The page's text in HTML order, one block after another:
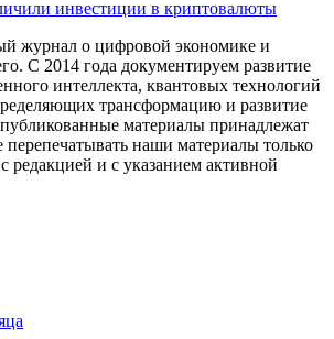
инвестиции в криптовалюты
журнал о цифровой экономике и
С 2014 года документируем развитие
интеллекта, квантовых технологий
трансформацию и развитие
материалы принадлежат
наши материалы только
редакцией и с указанием активной